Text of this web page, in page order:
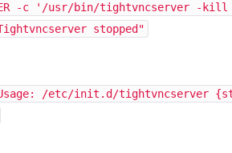
-c '/usr/bin/tightvncserver -
stopped"
/etc/init.d/tightvncserver